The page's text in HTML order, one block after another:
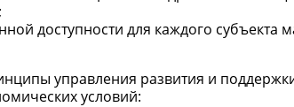
доступности для каждого субъекта
управления развития и
условий: